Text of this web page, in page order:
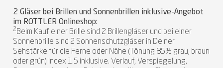
2 Gläser bei Brillen und Sonnenbrillen inklusive-Angebot
im ROTTLER Onlineshop:
2 Beim Kauf einer Brille sind 2 Brillengläser und bei einer
Sonnenbrille sind 2 Sonnenschutzgläser in Deiner
Sehstärke für die Ferne oder Nähe (Tönung 85% grau, braun
oder grün) Index 1.5 inklusive. Verlauf, Verspiegelung,